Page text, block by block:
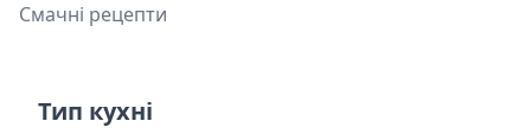
Смачні рецепти
Тип кухні